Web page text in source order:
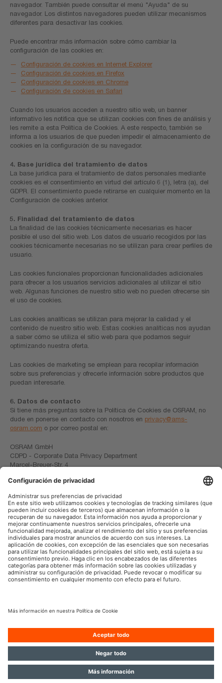
navegador. También puede consultar el menú "Ayuda" de su
navegador. Los distintos navegadores pueden utilizar mecanismos
diferentes para desactivar las cookies.
Puede encontrar más información sobre cómo cambiar la
configuración de las cookies en:
Configuración de cookies en Internet Explorer
Configuración de cookies en Firefox
Configuración de cookies en Chrome
Configuración de cookies en Safari
Cuando los usuarios acceden a nuestro sitio web, un banner
informativo les notifica que se utilizan cookies con fines de análisis y
les remite a esta Política de Cookies. A este respecto, también se
informa a los usuarios de que pueden impedir el almacenamiento de
cookies en la configuración de su navegador.
4. Base jurídica del tratamiento de datos
La base jurídica para el tratamiento de datos personales mediante
cookies es el consentimiento en virtud del artículo 6 (1), letra (a), del
GDPR. El consentimiento puede retirarse en cualquier momento en la
Configuración de cookies anterior.
5. Finalidad del tratamiento de datos
La finalidad de las cookies técnicamente necesarias es hacer
posible el uso del sitio web. Los datos de usuario recogidos por las
cookies técnicamente necesarias no se utilizan para crear perfiles de
usuario.
Las cookies funcionales proporcionan funcionalidades adicionales
para ofrecer a los usuarios servicios adicionales al utilizar el sitio
web. Algunas funciones de nuestro sitio web no pueden ofrecerse sin
el uso de cookies.
Las cookies analíticas se utilizan para mejorar la calidad y el
contenido de nuestro sitio web. Estas cookies analíticas nos ayudan
a saber cómo se utiliza el sitio web para que podamos seguir
optimizando nuestra oferta.
Las cookies de marketing se emplean para recopilar información
sobre sus preferencias y ofrecerle información sobre productos que
puedan interesarle.
6. Datos de contacto
Si tiene más preguntas sobre la Política de Cookies de OSRAM, no
dude en ponerse en contacto con nosotros en privacy@ams-
osram.com o por correo postal en:
OSRAM GmbH
CDPD - Corporate Data Privacy Department
Marcel-Breuer-Str. 4
Germany
OSRAM en las redes sociales
© 2026, OSRAM GmbH. Reservados todos los derechos.